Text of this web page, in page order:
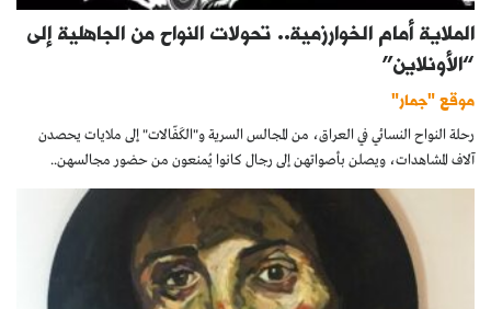
الملاية أمام الخوارزمية.. تحولات النواح من الجاهلية إلى
“الأونلاين”
موقع "جمار"
رحلة النواح النسائي في العراق، من المجالس السرية و"الكَفّالات" إلى ملايات يحصدن
آلاف المشاهدات، ويصلن بأصواتهن إلى رجال كانوا يُمنعون من حضور مجالسهن..